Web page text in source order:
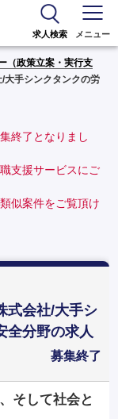
求人検索 メニュー
（政策立案・実行支
大手シンクタンクの労
終了となりまし
支援サービスにご
似案件をご覧頂け
式会社/大手シ
全分野の求人
募集終了
そして社会と